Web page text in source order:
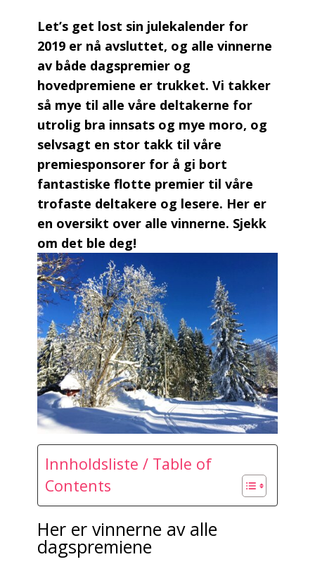
Let’s get lost sin julekalender for
2019 er nå avsluttet, og alle vinnerne
av både dagspremier og
hovedpremiene er trukket. Vi takker
så mye til alle våre deltakerne for
utrolig bra innsats og mye moro, og
selvsagt en stor takk til våre
premiesponsorer for å gi bort
fantastiske flotte premier til våre
trofaste deltakere og lesere. Her er
en oversikt over alle vinnerne. Sjekk
om det ble deg!
Innholdsliste / Table of
Contents
Her er vinnerne av alle
dagspremiene